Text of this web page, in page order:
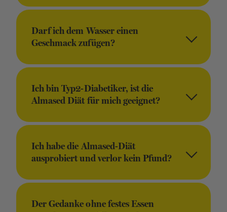
Darf ich dem Wasser einen
Geschmack zufügen?
Ich bin Typ2-Diabetiker, ist die
Almased Diät für mich geeignet?
Ich habe die Almased-Diät
ausprobiert und verlor kein Pfund?
Der Gedanke ohne festes Essen